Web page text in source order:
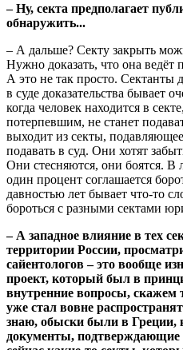
– Ну, секта предполагает
обнаружить...
– А дальше? Секту закрыть
Нужно доказать, что она ведёт
А это не так просто. Сектанты
в суде доказательства бывает
когда человек находится в
потерпевшим, не станет
выходит из секты,
подавать в суд. Они хотят
Они стесняются, они боятся. В
один процент соглашается
давностью лет бывает что-то
бороться с разными сектами
– А западное влияние в тех
территории России,
сайентологов – это вообще
проект, который был в
внутренние вопросы, скажем
уже стал вовне
знаю, обыски были в Греции,
документы,